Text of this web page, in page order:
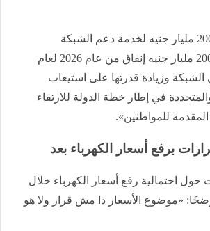
وتطرق إلى رصد 200 مليار جنيه لخدمة دعم الشبكة
وتطويرها، قائلًا: «200 مليار جنيه إنفاق من عام 2026 لعام
الشبكة وزيادة قدرتها على استيعاب
في إطار خطة الدولة للارتقاء
للمواطنين».
برفع أسعار الكهرباء بعد
حول احتمالية رفع أسعار الكهرباء خلال
«موضوع الأسعار دا مش قرار ولا هو